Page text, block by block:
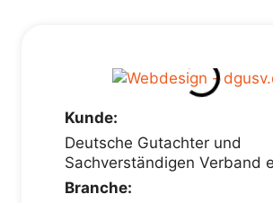
Kunde:
Deutsche Gutachter und
Sachverständigen Verband
Branche: